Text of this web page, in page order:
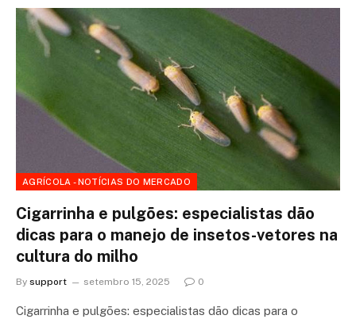
AGRÍCOLA - NOTÍCIAS DO MERCADO
Cigarrinha e pulgões: especialistas dão
dicas para o manejo de insetos-vetores na
cultura do milho
By support setembro 15, 2025 0
Cigarrinha e pulgões: especialistas dão dicas para o